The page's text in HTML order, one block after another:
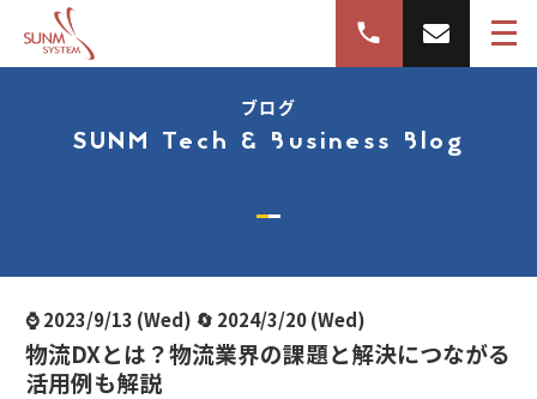
ブログ
SUNM Tech & Business Blog
⌚ 2023/9/13 (Wed) 🔄 2024/3/20 (Wed)
物流DXとは？物流業界の課題と解決につながる
活用例も解説